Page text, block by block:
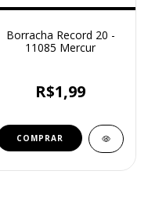
Borracha Record 20 -
11085 Mercur
R$1,99